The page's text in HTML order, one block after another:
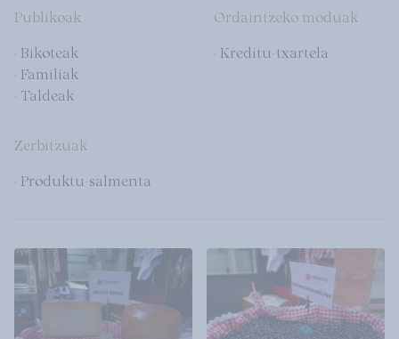
Publikoak
· Bikoteak
· Familiak
· Taldeak
Ordaintzeko moduak
· Kreditu-txartela
Zerbitzuak
· Produktu-salmenta